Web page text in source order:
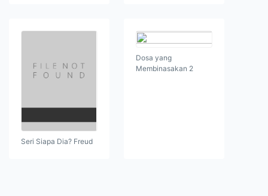
Seri Siapa Dia? Freud
Dosa yang
Membinasakan 2